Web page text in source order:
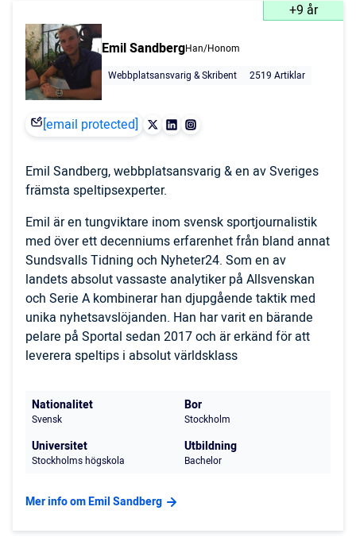
+9 år
Emil SandbergHan/Honom
Webbplatsansvarig & Skribent
2519 Artiklar
[email protected]
Emil Sandberg, webbplatsansvarig & en av Sveriges
främsta speltipsexperter.
Emil är en tungviktare inom svensk sportjournalistik
med över ett decenniums erfarenhet från bland annat
Sundsvalls Tidning och Nyheter24. Som en av
landets absolut vassaste analytiker på Allsvenskan
och Serie A kombinerar han djupgående taktik med
unika nyhetsavslöjanden. Han har varit en bärande
pelare på Sportal sedan 2017 och är erkänd för att
leverera speltips i absolut världsklass
Nationalitet
Svensk
Bor
Stockholm
Universitet
Stockholms högskola
Utbildning
Bachelor
Mer info om Emil Sandberg